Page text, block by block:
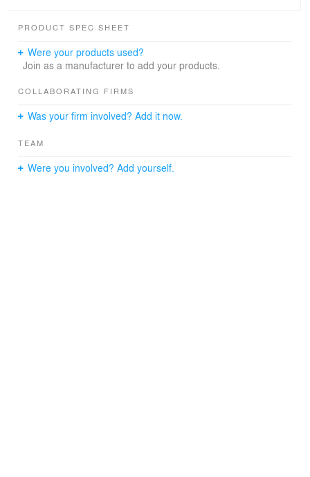
PRODUCT SPEC SHEET
Were your products used?
Join as a manufacturer to add your products.
COLLABORATING FIRMS
Was your firm involved? Add it now.
TEAM
Were you involved? Add yourself.